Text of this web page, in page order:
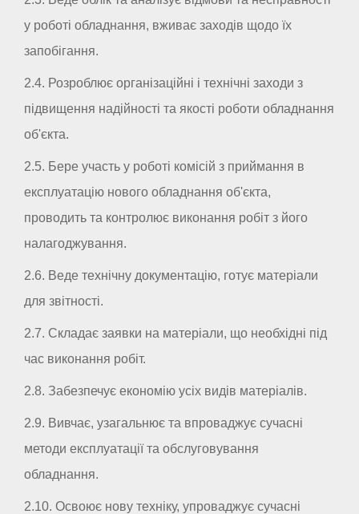
у роботі обладнання, вживає заходів щодо їх
запобігання.
2.4. Розроблює організаційні і технічні заходи з
підвищення надійності та якості роботи обладнання
об'єкта.
2.5. Бере участь у роботі комісій з приймання в
експлуатацію нового обладнання об'єкта,
проводить та контролює виконання робіт з його
налагоджування.
2.6. Веде технічну документацію, готує матеріали
для звітності.
2.7. Складає заявки на матеріали, що необхідні під
час виконання робіт.
2.8. Забезпечує економію усіх видів матеріалів.
2.9. Вивчає, узагальнює та впроваджує сучасні
методи експлуатації та обслуговування
обладнання.
2.10. Освоює нову техніку, упроваджує сучасні